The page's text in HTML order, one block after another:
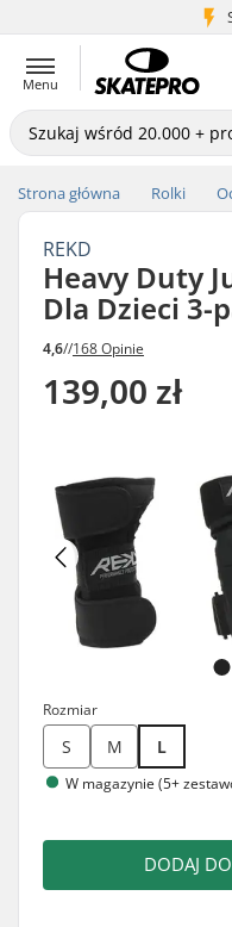
Menu
Strona główna Rolki
REKD
Heavy Duty
Dla Dzieci 3-
4,6//168 Opinie
139,00 zł
Rozmiar
S M L
W magazynie (5+
DODAJ